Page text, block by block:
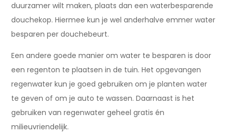
duurzamer wilt maken, plaats dan een waterbesparende
douchekop. Hiermee kun je wel anderhalve emmer water
besparen per douchebeurt.
Een andere goede manier om water te besparen is door
een regenton te plaatsen in de tuin. Het opgevangen
regenwater kun je goed gebruiken om je planten water
te geven of om je auto te wassen. Daarnaast is het
gebruiken van regenwater geheel gratis én
milieuvriendelijk.